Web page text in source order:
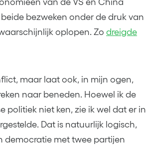
bezweken onder de druk van
oplopen. Zo dreigde
maar laat ook, in mijn ogen,
naar beneden. Hoewel ik de
politiek niet ken, zie ik wel dat er in
Dat is natuurlijk logisch,
democratie met twee partijen